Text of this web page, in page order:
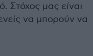
Στόχος μας είναι
να μπορούν να